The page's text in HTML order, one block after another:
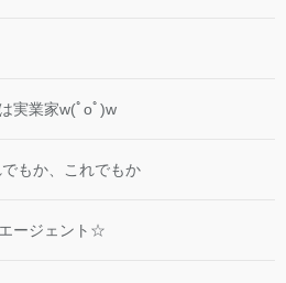
実業家w(ﾟoﾟ)w
もか、これでもか
ージェント☆